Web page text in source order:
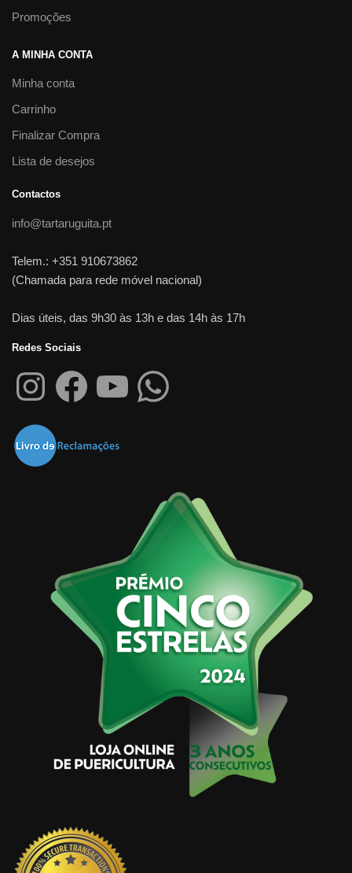
Promoções
A MINHA CONTA
Minha conta
Carrinho
Finalizar Compra
Lista de desejos
Contactos
info@tartaruguita.pt
Telem.: +351 910673862
(Chamada para rede móvel nacional)
Dias úteis, das 9h30 às 13h e das 14h às 17h
Redes Sociais